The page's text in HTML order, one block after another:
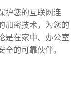
护您的互联网连
加密技术，为您的
是在家中、办公室
的可靠伙伴。